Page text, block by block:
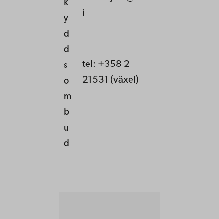
k
y
d
d
s
o
m
b
u
d
i
tel: +358 2
21531 (växel)